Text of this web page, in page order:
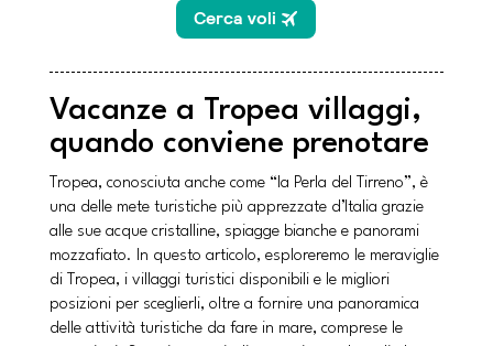
Vacanze a Tropea villaggi,
quando conviene prenotare
Tropea, conosciuta anche come “la Perla del Tirreno”, è
una delle mete turistiche più apprezzate d’Italia grazie
alle sue acque cristalline, spiagge bianche e panorami
mozzafiato. In questo articolo, esploreremo le meraviglie
di Tropea, i villaggi turistici disponibili e le migliori
posizioni per sceglierli, oltre a fornire una panoramica
delle attività turistiche da fare in mare, comprese le